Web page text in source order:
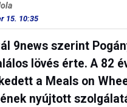
15. 10:35
9news szerint
lövés érte. A 82
a Meals on
nyújtott